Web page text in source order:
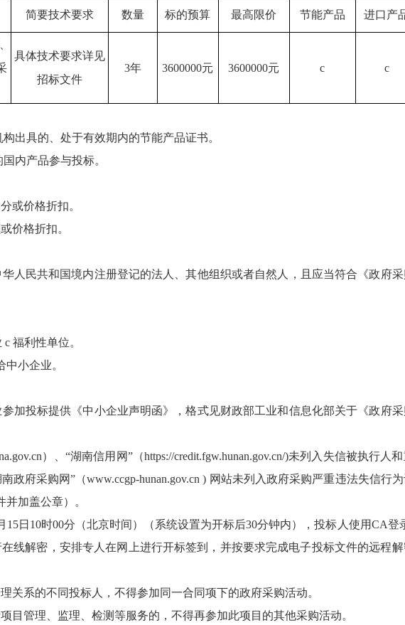
简要技术要求 数量 标的预算 最高限价 节能产品 进口产
具体技术要求详见
招标文件
3年 3600000元 3600000元 c c
出具的、处于有效期内的节能产品证书。
内产品参与投标。
或价格折扣。
价格折扣。
人民共和国境内注册登记的法人、其他组织或者自然人，且应当符合《政府
c 福利性单位。
小企业。
加投标提供《中小企业声明函》，格式见财政部工业和信息化部关于《政府
）、“湖南信用网”（https://credit.fgw.hunan.gov.cn/)未列入失信被执行人
政府采购网”（www.ccgp-hunan.gov.cn ) 网站未列入政府采购严重违法失信行
加盖公章）。
日10时00分（北京时间）（系统设置为开标后30分钟内），投标人使用CA登
线解密，安排专人在网上进行开标签到，并按要求完成电子投标文件的远程
关系的不同投标人，不得参加同一合同项下的政府采购活动。
目管理、监理、检测等服务的，不得再参加此项目的其他采购活动。